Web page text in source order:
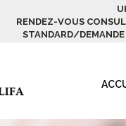
RENDEZ-VOUS
STANDARD/DEMANDE